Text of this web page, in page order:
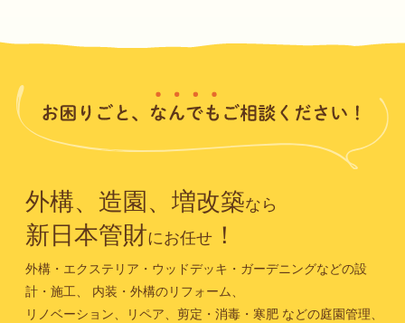
外構、造園、増改築なら
新日本管財にお任せ！
外構・エクステリア・ウッドデッキ・ガーデニングなどの設
計・施工、
内装・外構のリフォーム、
リノベーション、リペア、剪定・消毒・寒肥などの庭園管理、